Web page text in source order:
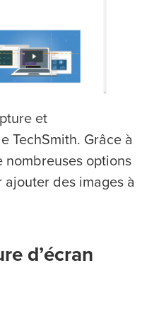
et
TechSmith. Grâce à
options
des images à
d’écran